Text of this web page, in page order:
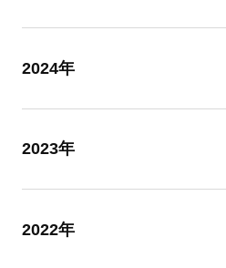
2024年
2023年
2022年